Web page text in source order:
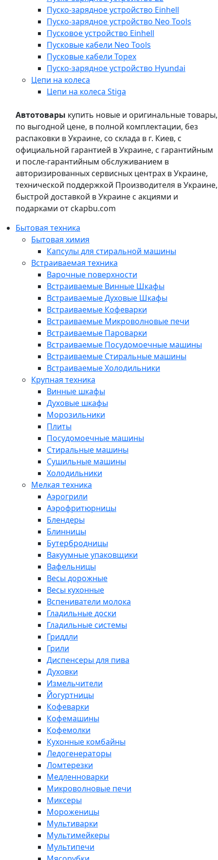
Пуско-зарядное устройство Einhell
Пуско-зарядное устройство Neo Tools
Пусковое устройство Einhell
Пусковые кабели Neo Tools
Пусковые кабели Topex
Пуско-зарядное устройство Hyundai
Цепи на колеса
Цепи на колеса Stiga
Автотовары купить новые и оригинальные товары,
по выгодной цене, в полной комплектации, без
распаковки в Украине, со склада в г. Киев, с
официальной гарантией в Украине, с гарантийным
и после-гарантийным обслуживанием в
авторизированных сервисных центрах в Украине,
технической поддержкой Производителя в Украине,
быстрой доставкой в Украине с акциями и
подарками от ckapbu.com
Бытовая техника
Бытовая химия
Капсулы для стиральной машины
Встраиваемая техника
Варочные поверхности
Встраиваемые Винные Шкафы
Встраиваемые Духовые Шкафы
Встраиваемые Кофеварки
Встраиваемые Микроволновые печи
Встраиваемые Пароварки
Встраиваемые Посудомоечные машины
Встраиваемые Стиральные машины
Встраиваемые Холодильники
Крупная техника
Винные шкафы
Духовые шкафы
Морозильники
Плиты
Посудомоечные машины
Стиральные машины
Сушильные машины
Холодильники
Мелкая техника
Аэрогрили
Аэрофритюрницы
Блендеры
Блинницы
Бутербродницы
Вакуумные упаковщики
Вафельницы
Весы дорожные
Весы кухонные
Вспениватели молока
Гладильные доски
Гладильные системы
Гриддли
Грили
Диспенсеры для пива
Духовки
Измельчители
Йогуртницы
Кофеварки
Кофемашины
Кофемолки
Кухонные комбайны
Ледогенераторы
Ломтерезки
Медленноварки
Микроволновые печи
Миксеры
Мороженицы
Мультиварки
Мультимейкеры
Мультипечи